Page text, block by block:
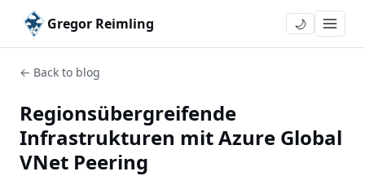
Gregor Reimling 🌙
← Back to blog
Regionsübergreifende
Infrastrukturen mit Azure Global
VNet Peering